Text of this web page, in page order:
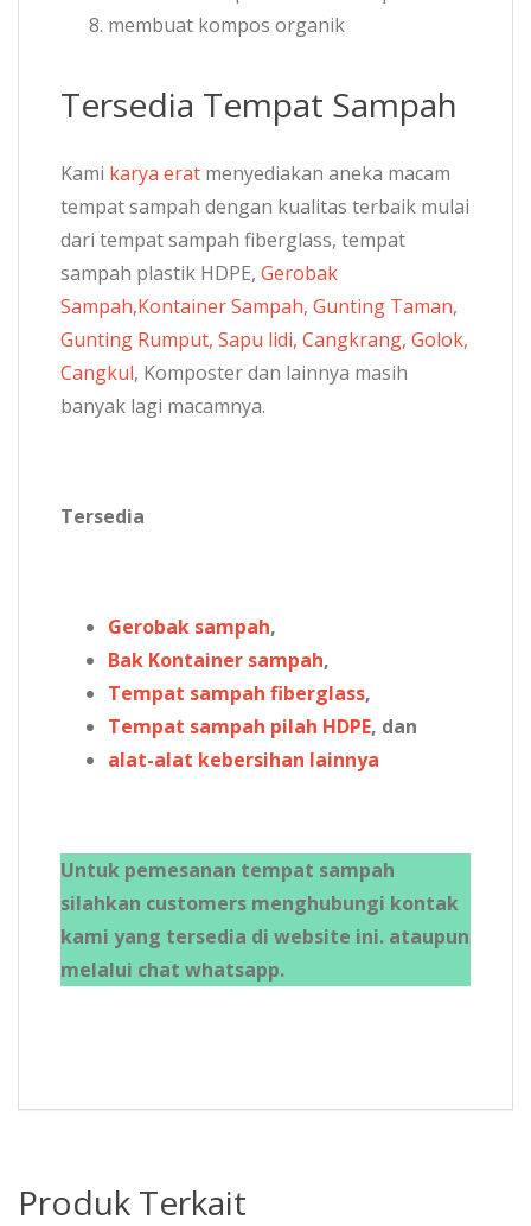
membuat kompos organik
Tersedia Tempat Sampah
Kami karya erat menyediakan aneka macam
tempat sampah dengan kualitas terbaik mulai
dari tempat sampah fiberglass, tempat
sampah plastik HDPE, Gerobak
Sampah,Kontainer Sampah, Gunting Taman,
Gunting Rumput, Sapu lidi, Cangkrang, Golok,
Cangkul, Komposter dan lainnya masih
banyak lagi macamnya.
Tersedia
Gerobak sampah,
Bak Kontainer sampah,
Tempat sampah fiberglass,
Tempat sampah pilah HDPE, dan
alat-alat kebersihan lainnya
Untuk pemesanan tempat sampah
silahkan customers menghubungi kontak
kami yang tersedia di website ini. ataupun
melalui chat whatsapp.
Produk Terkait